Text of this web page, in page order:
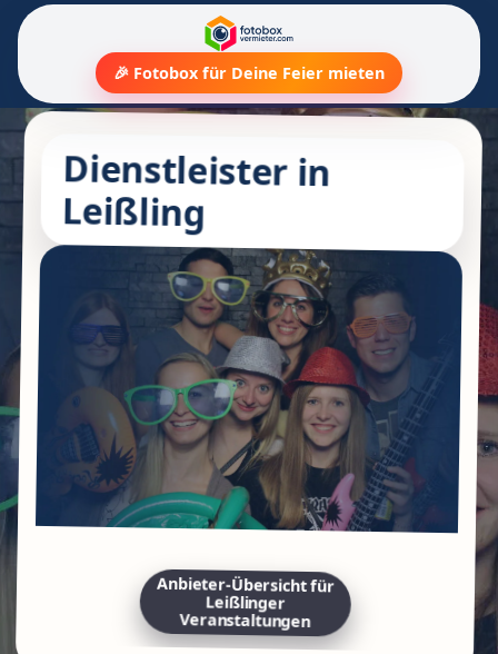
🎉 Fotobox für Deine Feier mieten
Dienstleister in
Leißling
Anbieter-Übersicht für
Leißlinger
Veranstaltungen